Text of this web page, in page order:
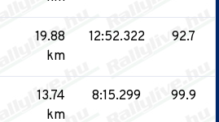
19.88
km
12:52.322 92.7
13.74
km
8:15.299 99.9